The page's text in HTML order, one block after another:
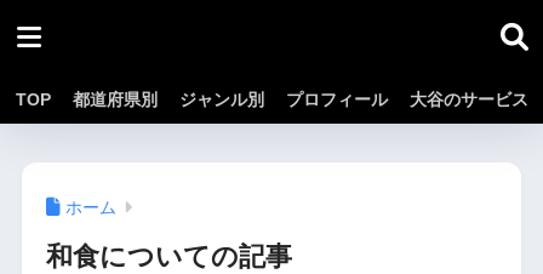
TOP 都道府県別 ジャンル別 プロフィール 大谷のサービス
ホーム
和食についての記事